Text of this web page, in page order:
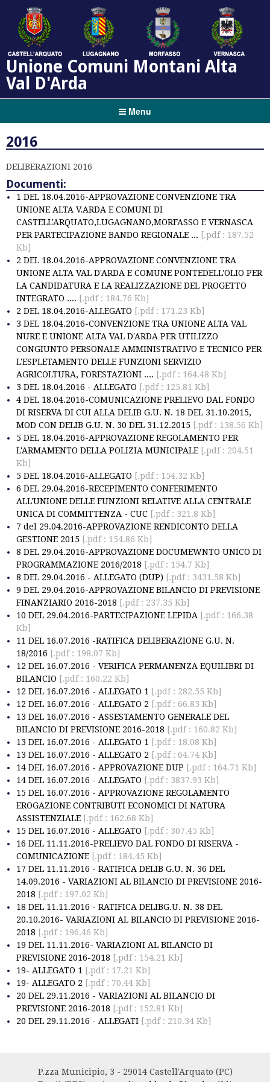
Unione Comuni Montani Alta
Val D'Arda
Menu
2016
DELIBERAZIONI 2016
Documenti:
1 DEL 18.04.2016-APPROVAZIONE CONVENZIONE TRA
UNIONE ALTA V.ARDA E COMUNI DI
CASTELL'ARQUATO,LUGAGNANO,MORFASSO E VERNASCA
PER PARTECIPAZIONE BANDO REGIONALE ... [.pdf : 187.52
Kb]
2 DEL 18.04.2016-APPROVAZIONE CONVENZIONE TRA
UNIONE ALTA VAL D'ARDA E COMUNE PONTEDELL'OLIO PER
LA CANDIDATURA E LA REALIZZAZIONE DEL PROGETTO
INTEGRATO .... [.pdf : 184.76 Kb]
2 DEL 18.04.2016-ALLEGATO [.pdf : 171.23 Kb]
3 DEL 18.04.2016-CONVENZIONE TRA UNIONE ALTA VAL
NURE E UNIONE ALTA VAL D'ARDA PER UTILIZZO
CONGIUNTO PERSONALE AMMINISTRATIVO E TECNICO PER
L'ESPLETAMENTO DELLE FUNZIONI SERVIZIO
AGRICOLTURA, FORESTAZIONI .... [.pdf : 164.48 Kb]
3 DEL 18.04.2016 - ALLEGATO [.pdf : 125.81 Kb]
4 DEL 18.04.2016-COMUNICAZIONE PRELIEVO DAL FONDO
DI RISERVA DI CUI ALLA DELIB G.U. N. 18 DEL 31.10.2015,
MOD CON DELIB G.U. N. 30 DEL 31.12.2015 [.pdf : 138.56 Kb]
5 DEL 18.04.2016-APPROVAZIONE REGOLAMENTO PER
L'ARMAMENTO DELLA POLIZIA MUNICIPALE [.pdf : 204.51
Kb]
5 DEL 18.04.2016-ALLEGATO [.pdf : 154.32 Kb]
6 DEL 29.04.2016-RECEPIMENTO CONFERIMENTO
ALL'UNIONE DELLE FUNZIONI RELATIVE ALLA CENTRALE
UNICA DI COMMITTENZA - CUC [.pdf : 321.8 Kb]
7 del 29.04.2016-APPROVAZIONE RENDICONTO DELLA
GESTIONE 2015 [.pdf : 154.86 Kb]
8 DEL 29.04.2016-APPROVAZIONE DOCUMEWNTO UNICO DI
PROGRAMMAZIONE 2016/2018 [.pdf : 154.7 Kb]
8 DEL 29.04.2016 - ALLEGATO (DUP) [.pdf : 3431.58 Kb]
9 DEL 29.04.2016-APPROVAZIONE BILANCIO DI PREVISIONE
FINANZIARIO 2016-2018 [.pdf : 237.35 Kb]
10 DEL 29.04.2016-PARTECIPAZIONE LEPIDA [.pdf : 166.38
Kb]
11 DEL 16.07.2016 -RATIFICA DELIBERAZIONE G.U. N.
18/2016 [.pdf : 198.07 Kb]
12 DEL 16.07.2016 - VERIFICA PERMANENZA EQUILIBRI DI
BILANCIO [.pdf : 160.22 Kb]
12 DEL 16.07.2016 - ALLEGATO 1 [.pdf : 282.55 Kb]
12 DEL 16.07.2016 - ALLEGATO 2 [.pdf : 66.83 Kb]
13 DEL 16.07.2016 - ASSESTAMENTO GENERALE DEL
BILANCIO DI PREVISIONE 2016-2018 [.pdf : 160.82 Kb]
13 DEL 16.07.2016 - ALLEGATO 1 [.pdf : 18.08 Kb]
13 DEL 16.07.2016 - ALLEGATO 2 [.pdf : 64.74 Kb]
14 DEL 16.07.2016 - APPROVAZIONE DUP [.pdf : 164.71 Kb]
14 DEL 16.07.2016 - ALLEGATO [.pdf : 3837.93 Kb]
15 DEL 16.07.2016 - APPROVAZIONE REGOLAMENTO
EROGAZIONE CONTRIBUTI ECONOMICI DI NATURA
ASSISTENZIALE [.pdf : 162.68 Kb]
15 DEL 16.07.2016 - ALLEGATO [.pdf : 307.45 Kb]
16 DEL 11.11.2016-PRELIEVO DAL FONDO DI RISERVA -
COMUNICAZIONE [.pdf : 184.45 Kb]
17 DEL 11.11.2016 - RATIFICA DELIB G.U. N. 36 DEL
14.09.2016 - VARIAZIONI AL BILANCIO DI PREVISIONE 2016-
2018 [.pdf : 197.02 Kb]
18 DEL 11.11.2016 - RATIFICA DELIBG.U. N. 38 DEL
20.10.2016- VARIAZIONI AL BILANCIO DI PREVISIONE 2016-
2018 [.pdf : 196.46 Kb]
19 DEL 11.11.2016- VARIAZIONI AL BILANCIO DI
PREVISIONE 2016-2018 [.pdf : 154.21 Kb]
19- ALLEGATO 1 [.pdf : 17.21 Kb]
19- ALLEGATO 2 [.pdf : 70.44 Kb]
20 DEL 29.11.2016 - VARIAZIONI AL BILANCIO DI
PREVISIONE 2016-2018 [.pdf : 152.81 Kb]
20 DEL 29.11.2016 - ALLEGATI [.pdf : 210.34 Kb]
P.zza Municipio, 3 - 29014 Castell'Arquato (PC)